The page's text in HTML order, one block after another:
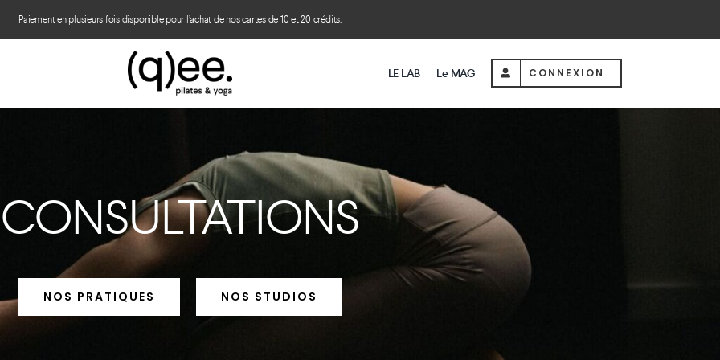
Paiement en plusieurs fois disponible pour l’achat de nos cartes de 10 et 20 crédits.
LE LAB Le MAG CONNEXION
CONSULTATIONS
NOS PRATIQUES NOS STUDIOS